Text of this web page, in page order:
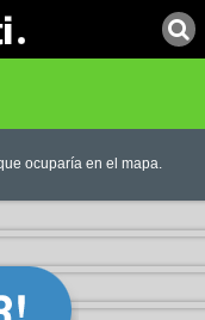
ocuparía en el mapa.